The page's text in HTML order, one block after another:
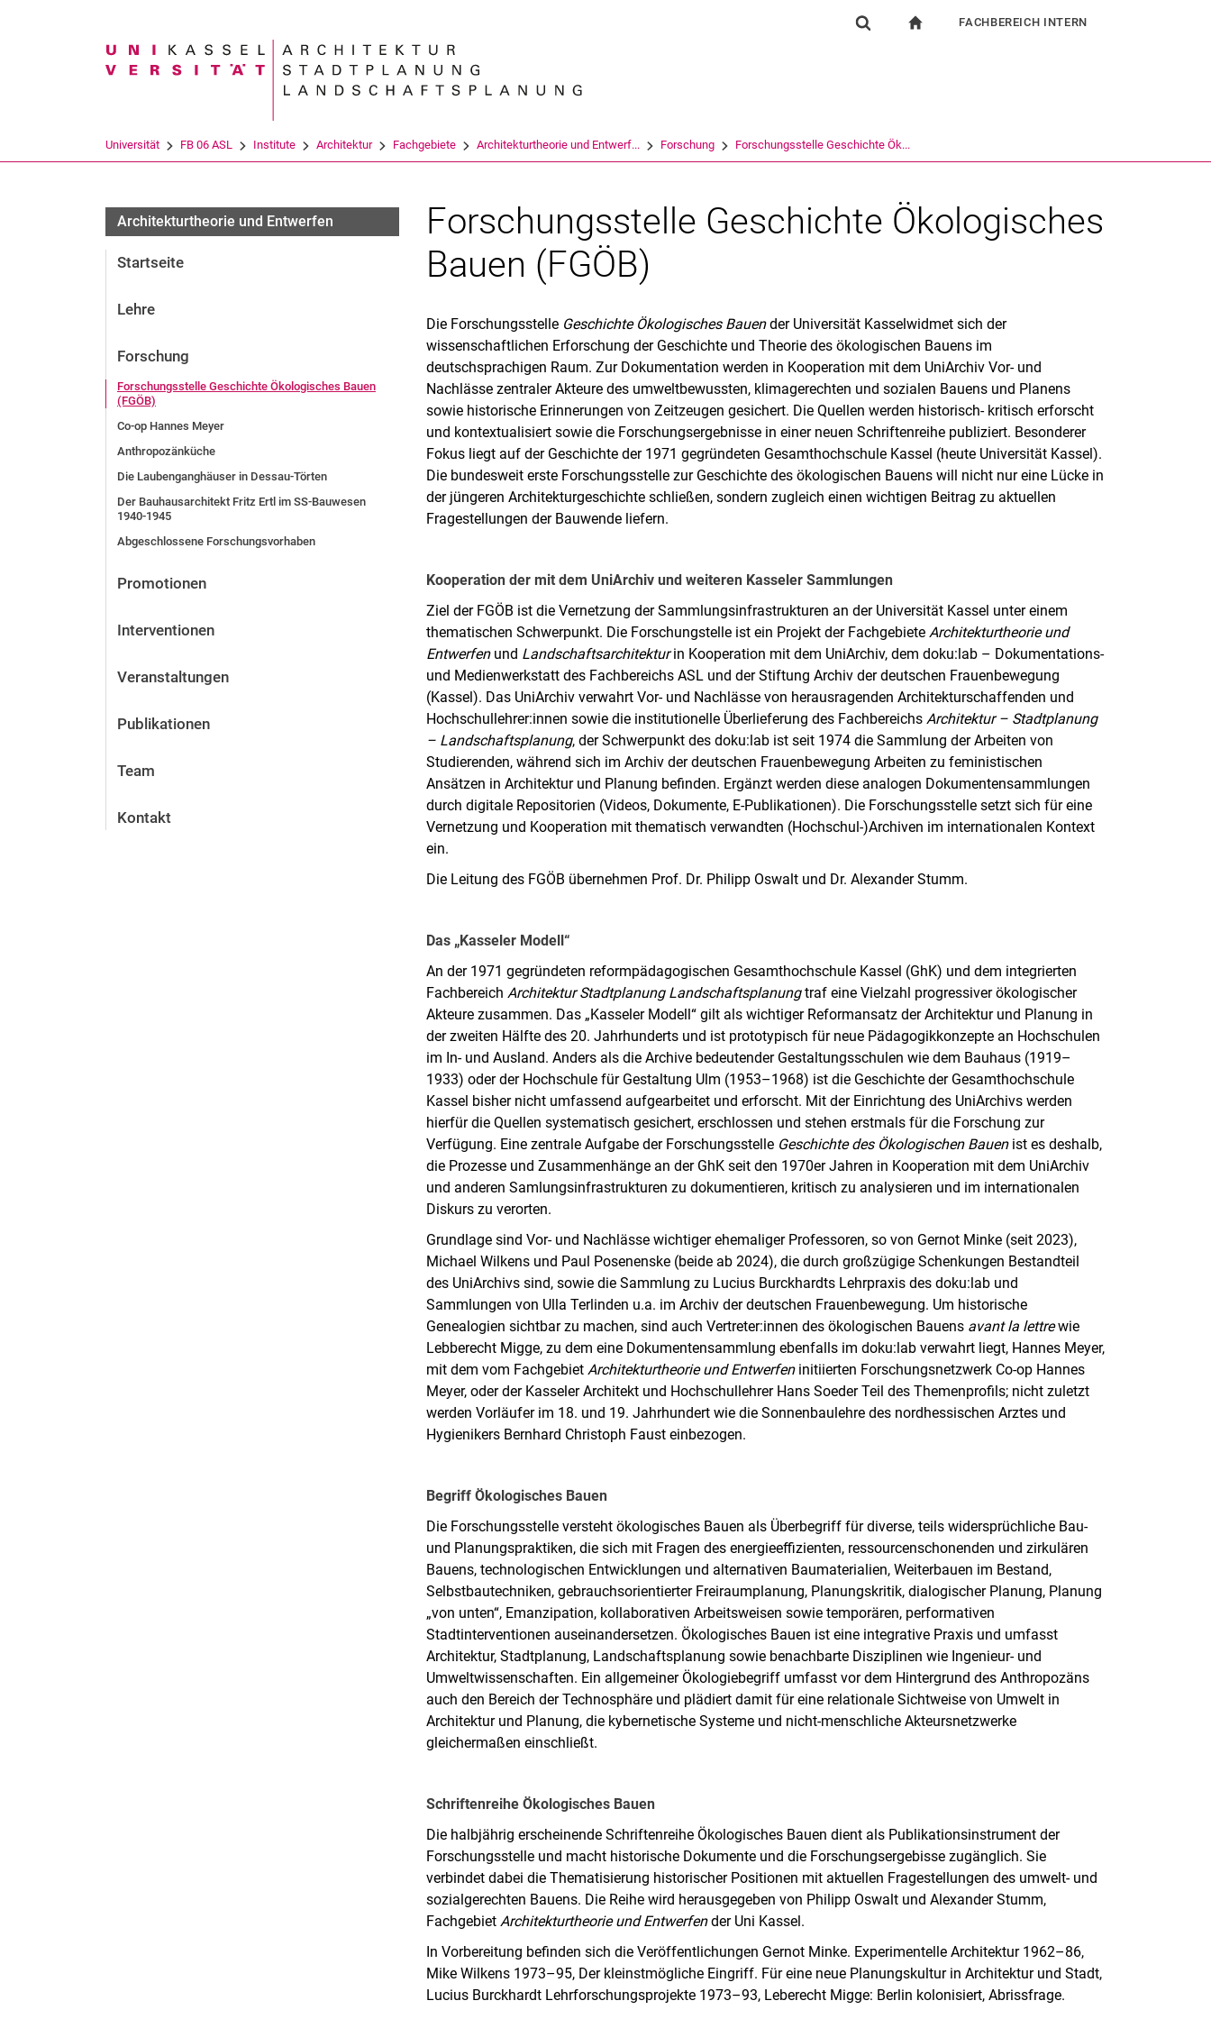
Suchbegriff
FACHBEREICH INTERN
Universität FB 06 ASL Institute Architektur Fachgebiete Architekturtheorie und Entwerf... Forschung Forschungsstelle Geschichte Ök...
Architekturtheorie und Entwerfen
Startseite
Lehre
Forschung
Forschungsstelle Geschichte Ökologisches Bauen
(FGÖB)
Co-op Hannes Meyer
Anthropozänküche
Die Laubenganghäuser in Dessau-Törten
Der Bauhausarchitekt Fritz Ertl im SS-Bauwesen
1940-1945
Abgeschlossene Forschungsvorhaben
Promotionen
Interventionen
Veranstaltungen
Publikationen
Team
Kontakt
Forschungsstelle Geschichte Ökologisches
Bauen (FGÖB)
Die Forschungsstelle Geschichte Ökologisches Bauender Universität Kasselwidmet sich der
wissenschaftlichen Erforschung der Geschichte und Theorie des ökologischen Bauens im
deutschsprachigen Raum. Zur Dokumentation werden in Kooperation mit dem UniArchiv Vor- und
Nachlässe zentraler Akteure des umweltbewussten, klimagerechten und sozialen Bauens und Planens
sowie historische Erinnerungen von Zeitzeugen gesichert. Die Quellen werden historisch- kritisch erforscht
und kontextualisiert sowie die Forschungsergebnisse in einer neuen Schriftenreihe publiziert. Besonderer
Fokus liegt auf der Geschichte der 1971 gegründeten Gesamthochschule Kassel (heute Universität Kassel).
Die bundesweit erste Forschungsstelle zur Geschichte des ökologischen Bauens will nicht nur eine Lücke in
der jüngeren Architekturgeschichte schließen, sondern zugleich einen wichtigen Beitrag zu aktuellen
Fragestellungen der Bauwende liefern.
Kooperation der mit dem UniArchiv und weiteren Kasseler Sammlungen
Ziel der FGÖB ist die Vernetzung der Sammlungsinfrastrukturen an der Universität Kassel unter einem
thematischen Schwerpunkt. Die Forschungstelle ist ein Projekt der FachgebieteArchitekturtheorie und
Entwerfenund Landschaftsarchitekturin Kooperation mit dem UniArchiv, dem doku:lab – Dokumentations-
und Medienwerkstatt des Fachbereichs ASL und der Stiftung Archiv der deutschen Frauenbewegung
(Kassel). Das UniArchiv verwahrt Vor- und Nachlässe von herausragenden Architekturschaffenden und
Hochschullehrer:innen sowie die institutionelle Überlieferung des FachbereichsArchitektur – Stadtplanung
– Landschaftsplanung, der Schwerpunkt des doku:lab ist seit 1974 die Sammlung der Arbeiten von
Studierenden, während sich im Archiv der deutschen Frauenbewegung Arbeiten zu feministischen
Ansätzen in Architektur und Planung befinden. Ergänzt werden diese analogen Dokumentensammlungen
durch digitale Repositorien (Videos, Dokumente, E-Publikationen). Die Forschungsstelle setzt sich für eine
Vernetzung und Kooperation mit thematisch verwandten (Hochschul-)Archiven im internationalen Kontext
ein.
Die Leitung des FGÖB übernehmen Prof. Dr. Philipp Oswalt und Dr. Alexander Stumm.
Das „Kasseler Modell“
An der 1971 gegründeten reformpädagogischen Gesamthochschule Kassel (GhK) und dem integrierten
FachbereichArchitektur Stadtplanung Landschaftsplanungtraf eine Vielzahl progressiver ökologischer
Akteure zusammen. Das „Kasseler Modell“ gilt als wichtiger Reformansatz der Architektur und Planung in
der zweiten Hälfte des 20. Jahrhunderts und ist prototypisch für neue Pädagogikkonzepte an Hochschulen
im In- und Ausland. Anders als die Archive bedeutender Gestaltungsschulen wie dem Bauhaus (1919–
1933) oder der Hochschule für Gestaltung Ulm (1953–1968) ist die Geschichte der Gesamthochschule
Kassel bisher nicht umfassend aufgearbeitet und erforscht. Mit der Einrichtung des UniArchivs werden
hierfür die Quellen systematisch gesichert, erschlossen und stehen erstmals für die Forschung zur
Verfügung. Eine zentrale Aufgabe der Forschungsstelle Geschichte des Ökologischen Bauen ist es deshalb,
die Prozesse und Zusammenhänge an der GhK seit den 1970er Jahren in Kooperation mit dem UniArchiv
und anderen Samlungsinfrastrukturen zu dokumentieren, kritisch zu analysieren und im internationalen
Diskurs zu verorten.
Grundlage sind Vor- und Nachlässe wichtiger ehemaliger Professoren, so von Gernot Minke (seit 2023),
Michael Wilkens und Paul Posenenske (beide ab 2024), die durch großzügige Schenkungen Bestandteil
des UniArchivs sind, sowie die Sammlung zu Lucius Burckhardts Lehrpraxis des doku:lab und
Sammlungen von Ulla Terlinden u.a. im Archiv der deutschen Frauenbewegung. Um historische
Genealogien sichtbar zu machen, sind auch Vertreter:innen des ökologischen Bauens avant la lettrewie
Lebberecht Migge, zu dem eine Dokumentensammlung ebenfalls im doku:lab verwahrt liegt, Hannes Meyer,
mit dem vom FachgebietArchitekturtheorie und Entwerfeninitiierten Forschungsnetzwerk Co-op Hannes
Meyer, oder der Kasseler Architekt und Hochschullehrer Hans Soeder Teil des Themenprofils; nicht zuletzt
werden Vorläufer im 18. und 19. Jahrhundert wie die Sonnenbaulehre des nordhessischen Arztes und
Hygienikers Bernhard Christoph Faust einbezogen.
Begriff Ökologisches Bauen
Die Forschungsstelle versteht ökologisches Bauen als Überbegriff für diverse, teils widersprüchliche Bau-
und Planungspraktiken, die sich mit Fragen des energieeffizienten, ressourcenschonenden und zirkulären
Bauens, technologischen Entwicklungen und alternativen Baumaterialien, Weiterbauen im Bestand,
Selbstbautechniken, gebrauchsorientierter Freiraumplanung, Planungskritik, dialogischer Planung, Planung
„von unten“, Emanzipation, kollaborativen Arbeitsweisen sowie temporären, performativen
Stadtinterventionen auseinandersetzen. Ökologisches Bauen ist eine integrative Praxis und umfasst
Architektur, Stadtplanung, Landschaftsplanung sowie benachbarte Disziplinen wie Ingenieur- und
Umweltwissenschaften. Ein allgemeiner Ökologiebegriff umfasst vor dem Hintergrund des Anthropozäns
auch den Bereich der Technosphäre und plädiert damit für eine relationale Sichtweise von Umwelt in
Architektur und Planung, die kybernetische Systeme und nicht-menschliche Akteursnetzwerke
gleichermaßen einschließt.
Schriftenreihe Ökologisches Bauen
Die halbjährig erscheinende Schriftenreihe Ökologisches Bauen dient als Publikationsinstrument der
Forschungsstelle und macht historische Dokumente und die Forschungsergebisse zugänglich. Sie
verbindet dabei die Thematisierung historischer Positionen mit aktuellen Fragestellungen des umwelt- und
sozialgerechten Bauens. Die Reihe wird herausgegeben von Philipp Oswalt und Alexander Stumm,
FachgebietArchitekturtheorie und Entwerfender Uni Kassel.
In Vorbereitung befinden sich die Veröffentlichungen Gernot Minke. Experimentelle Architektur 1962–86,
Mike Wilkens 1973–95, Der kleinstmögliche Eingriff. Für eine neue Planungskultur in Architektur und Stadt,
Lucius Burckhardt Lehrforschungsprojekte 1973–93, Leberecht Migge: Berlin kolonisiert, Abrissfrage.